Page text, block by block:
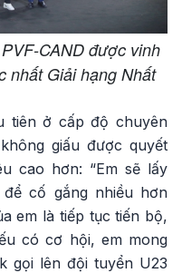
CAND được vinh
nhất Giải hạng Nhất
tiên ở cấp độ chuyên
giấu được quyết
cao hơn: “Em sẽ lấy
cố gắng nhiều hơn
em là tiếp tục tiến bộ,
có cơ hội, em mong
gọi lên đội tuyển U23